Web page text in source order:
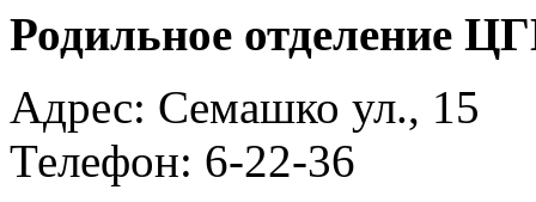
Родильное отделение
Адрес: Семашко ул., 15
Телефон: 6-22-36